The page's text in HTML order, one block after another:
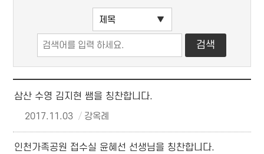
삼산 수영 김지현 쌤을 칭찬합니다.
2017.11.03
강옥례
인천가족공원 접수실 윤혜선 선생님을 칭찬합니다.